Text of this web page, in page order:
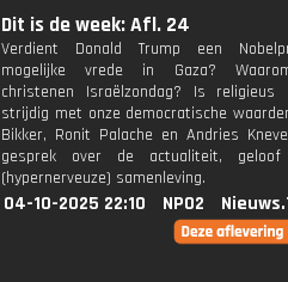
Dit is de week: Afl. 24
Verdient Donald Trump een
mogelijke vrede in Gaza?
christenen Israëlzondag? Is religieus
strijdig met onze democratische
Bikker, Ronit Palache en Andries
gesprek over de actualiteit,
(hypernerveuze) samenleving.
04-10-2025 22:10 NPO2